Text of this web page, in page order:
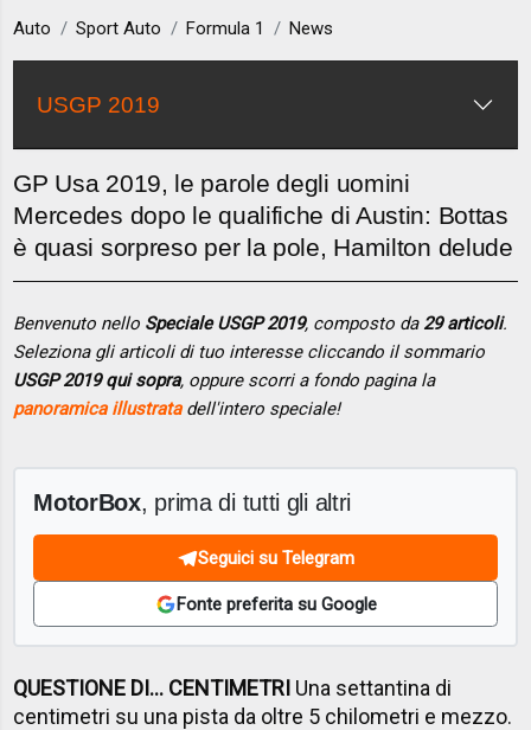
Auto Sport Auto Formula 1 News
USGP 2019
GP Usa 2019, le parole degli uomini
Mercedes dopo le qualifiche di Austin: Bottas
è quasi sorpreso per la pole, Hamilton delude
Benvenuto nello Speciale USGP 2019, composto da 29 articoli.
Seleziona gli articoli di tuo interesse cliccando il sommario
USGP 2019 qui sopra, oppure scorri a fondo pagina la
panoramica illustratadell'intero speciale!
MotorBox, prima di tutti gli altri
Seguici su Telegram
Fonte preferita su Google
QUESTIONE DI… CENTIMETRI Una settantina di
centimetri su una pista da oltre 5 chilometri e mezzo.